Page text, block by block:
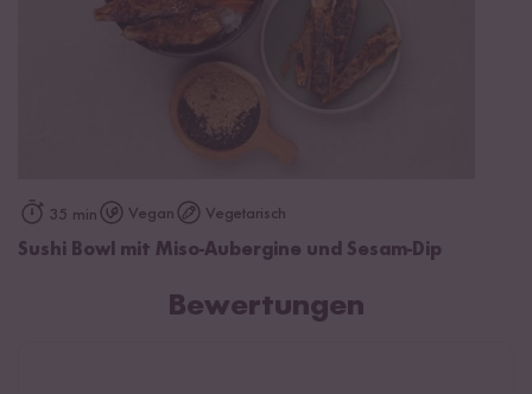
35 min Vegan Vegetarisch
Sushi Bowl mit Miso-Aubergine und Sesam-Dip
Bewertungen